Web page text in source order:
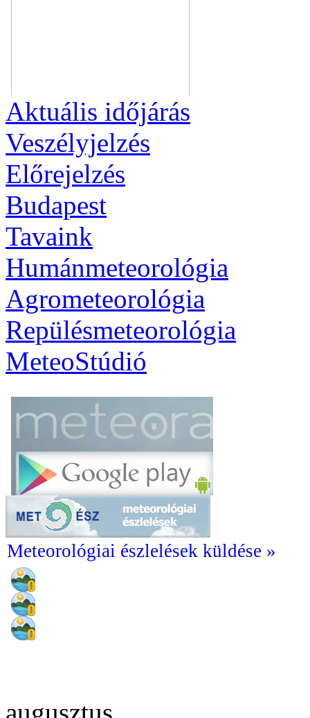
Aktuális időjárás
Veszélyjelzés
Előrejelzés
Budapest
Tavaink
Humánmeteorológia
Agrometeorológia
Repülésmeteorológia
MeteoStúdió
Meteorológiai észlelések küldése »